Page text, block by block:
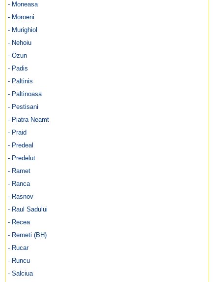
- Moneasa
- Moroeni
- Murighiol
- Nehoiu
- Ozun
- Padis
- Paltinis
- Paltinoasa
- Pestisani
- Piatra Neamt
- Praid
- Predeal
- Predelut
- Ramet
- Ranca
- Rasnov
- Raul Sadului
- Recea
- Remeti (BH)
- Rucar
- Runcu
- Salciua